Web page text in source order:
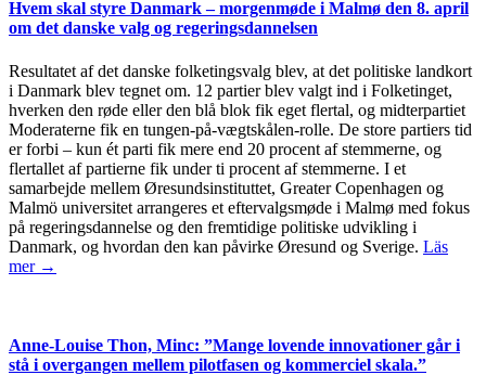
Hvem skal styre Danmark – morgenmøde i Malmø den 8. april
om det danske valg og regeringsdannelsen
Resultatet af det danske folketingsvalg blev, at det politiske landkort
i Danmark blev tegnet om. 12 partier blev valgt ind i Folketinget,
hverken den røde eller den blå blok fik eget flertal, og midterpartiet
Moderaterne fik en tungen-på-vægtskålen-rolle. De store partiers tid
er forbi – kun ét parti fik mere end 20 procent af stemmerne, og
flertallet af partierne fik under ti procent af stemmerne. I et
samarbejde mellem Øresundsinstituttet, Greater Copenhagen og
Malmö universitet arrangeres et eftervalgsmøde i Malmø med fokus
på regeringsdannelse og den fremtidige politiske udvikling i
Danmark, og hvordan den kan påvirke Øresund og Sverige. Läs
mer →
Anne-Louise Thon, Minc: ”Mange lovende innovationer går i
stå i overgangen mellem pilotfasen og kommerciel skala.”